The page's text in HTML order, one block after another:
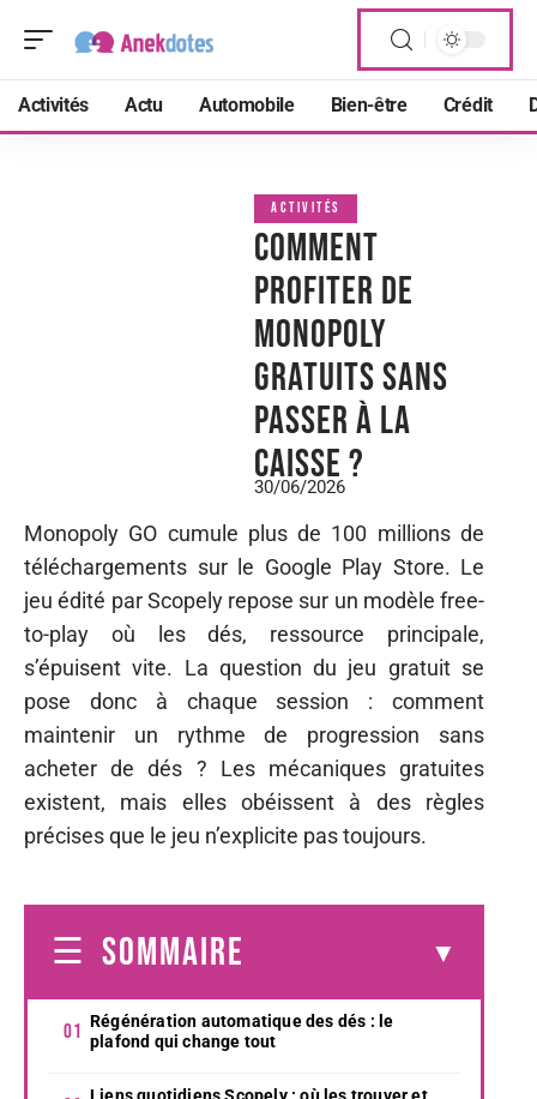
Activités Actu Automobile Bien-être Crédit
ACTIVITÉS
Comment
profiter de
Monopoly
gratuits sans
passer à la
caisse ?
30/06/2026
Monopoly GO cumule plus de 100 millions de
téléchargements sur le Google Play Store. Le
jeu édité par Scopely repose sur un modèle free-
to-play où les dés, ressource principale,
s’épuisent vite. La question du jeu gratuit se
pose donc à chaque session : comment
maintenir un rythme de progression sans
acheter de dés ? Les mécaniques gratuites
existent, mais elles obéissent à des règles
précises que le jeu n’explicite pas toujours.
SOMMAIRE
Régénération automatique des dés : le
plafond qui change tout
Liens quotidiens Scopely : où les trouver et